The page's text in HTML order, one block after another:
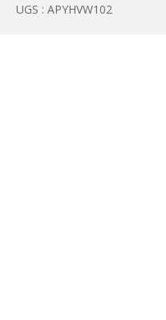
UGS : APYHVW102